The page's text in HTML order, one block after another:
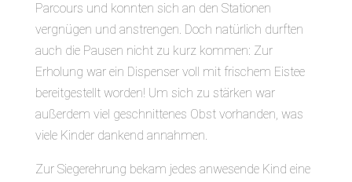
Parcours und konnten sich an den Stationen
vergnügen und anstrengen. Doch natürlich durften
auch die Pausen nicht zu kurz kommen: Zur
Erholung war ein Dispenser voll mit frischem Eistee
bereitgestellt worden! Um sich zu stärken war
außerdem viel geschnittenes Obst vorhanden, was
viele Kinder dankend annahmen.
Zur Siegerehrung bekam jedes anwesende Kind eine